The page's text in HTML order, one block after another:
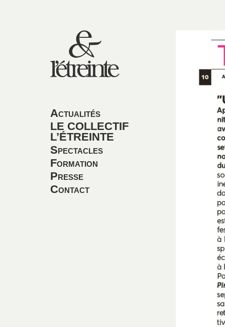
Actualités
LE COLLECTIF
L’ÉTREINTE
Spectacles
Formation
Presse
Contact